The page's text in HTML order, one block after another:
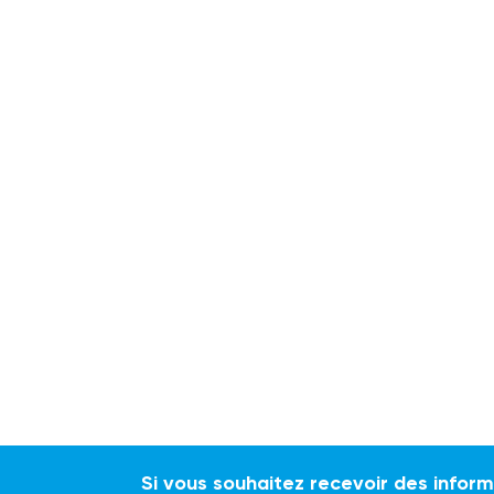
Si vous souhaitez recevoir des